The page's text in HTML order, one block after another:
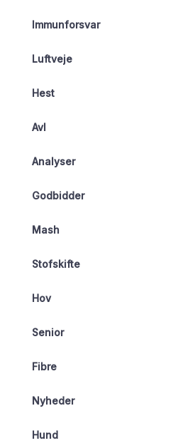
Immunforsvar
Luftveje
Hest
Avl
Analyser
Godbidder
Mash
Stofskifte
Hov
Senior
Fibre
Nyheder
Hund